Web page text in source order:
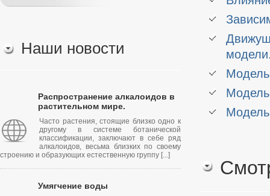
Наши новости
Распространение алкалоидов в
растительном мире.
Часто растения, стоящие близко одно к
другому в системе ботанической
классификации, заключают в себе ряд
алкалоидов, весьма близких по своему
строению и образующих естественную группу [...]
Умягчение воды